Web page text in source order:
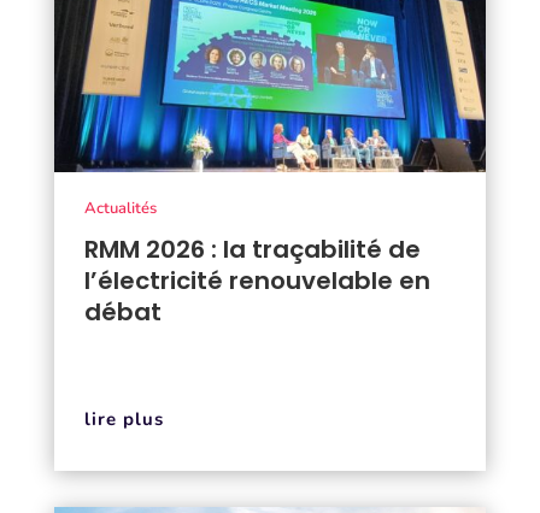
RMM 2026 : la traçabilité de
l’électricité renouvelable en
débat
Actualités
lire plus